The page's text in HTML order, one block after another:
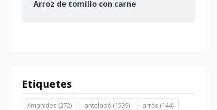
Arroz de tomillo con carne
Etiquetes
Amanides (272) antelació (1539) arròs (144)